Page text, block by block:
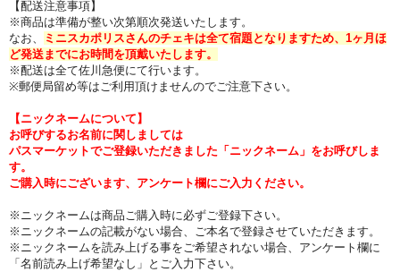
【配送注意事項】
※商品は準備が整い次第順次発送いたします。
なお、
ミニスカポリスさんのチェキは全て宿題となりますため、1ヶ月ほ
ど発送までにお時間を頂戴いたします。
※配送は全て佐川急便にて行います。
※郵便局留め等はご利用頂けませんのでご注意下さい。
【ニックネームについて】
お呼びするお名前に関しましては
パスマーケットでご登録いただきました「ニックネーム」をお呼びしま
す。
ご購入時にございます、アンケート欄にご入力ください。
※ニックネームは商品ご購入時に必ずご登録下さい。
※ニックネームの記載がない場合、ご本名で登録させていただきます。
※ニックネームを読み上げる事をご希望されない場合、アンケート欄に
「名前読み上げ希望なし」とご入力下さい。